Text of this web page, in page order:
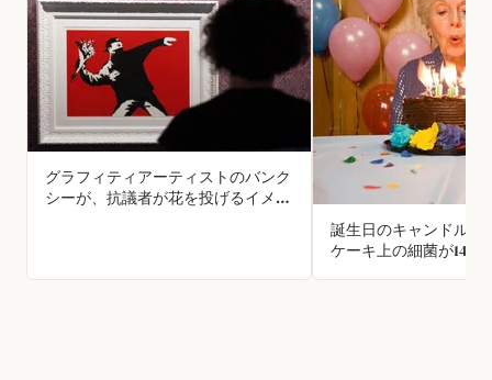
グラフィティアーティストのバンク
シーが、抗議者が花を投げるイメー
け犬のためのもの」という引用が使
誕生日のキャンドルを
ケーキ上の細菌が